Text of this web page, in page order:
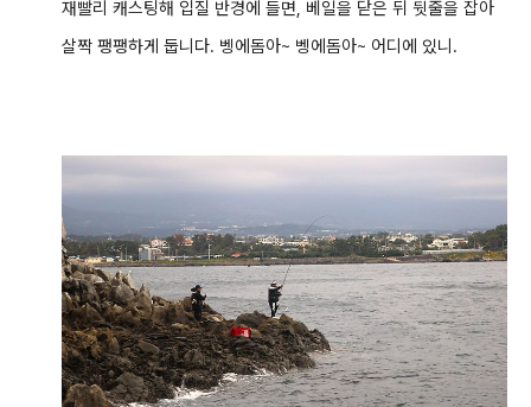
재빨리 캐스팅해 입질 반경에 들면, 베일을 닫은 뒤 뒷줄을 잡아
살짝 팽팽하게 둡니다. 벵에돔아~ 벵에돔아~ 어디에 있니.